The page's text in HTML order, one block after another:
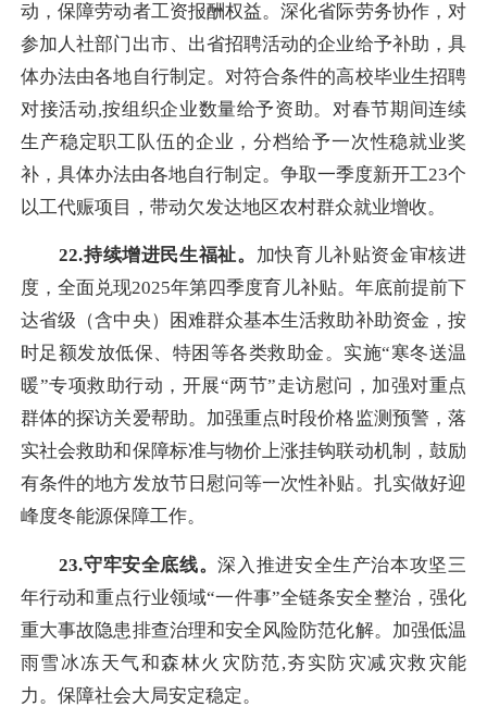
动，保障劳动者工资报酬权益。深化省际劳务协作，对
参加人社部门出市、出省招聘活动的企业给予补助，具
体办法由各地自行制定。对符合条件的高校毕业生招聘
对接活动,按组织企业数量给予资助。对春节期间连续
生产稳定职工队伍的企业，分档给予一次性稳就业奖
补，具体办法由各地自行制定。争取一季度新开工23个
以工代赈项目，带动欠发达地区农村群众就业增收。
22.持续增进民生福祉。 加快育儿补贴资金审核进
度，全面兑现2025年第四季度育儿补贴。年底前提前下
达省级（含中央）困难群众基本生活救助补助资金，按
时足额发放低保、特困等各类救助金。实施“寒冬送温
暖”专项救助行动，开展“两节”走访慰问，加强对重点
群体的探访关爱帮助。加强重点时段价格监测预警，落
实社会救助和保障标准与物价上涨挂钩联动机制，鼓励
有条件的地方发放节日慰问等一次性补贴。扎实做好迎
峰度冬能源保障工作。
23.守牢安全底线。深入推进安全生产治本攻坚三
年行动和重点行业领域“一件事”全链条安全整治，强化
重大事故隐患排查治理和安全风险防范化解。加强低温
雨雪冰冻天气和森林火灾防范,夯实防灾减灾救灾能
力。保障社会大局安定稳定。